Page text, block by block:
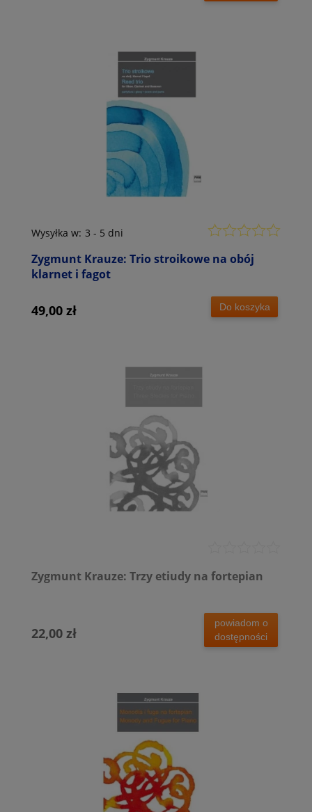
Zygmunt Krauze: Trio stroikowe na obój
klarnet i fagot
Wysyłka w: 3 - 5 dni
49,00 zł Do koszyka
Zygmunt Krauze: Trzy etiudy na fortepian
22,00 zł
powiadom o
dostępności